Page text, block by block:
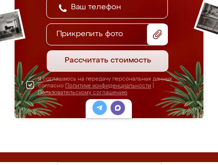
Прикрепить фото
Рассчитать стоимость
Я соглашаюсь на передачу персональных данных
согласно Политике конфиденциальности
Пользовательскому соглашению